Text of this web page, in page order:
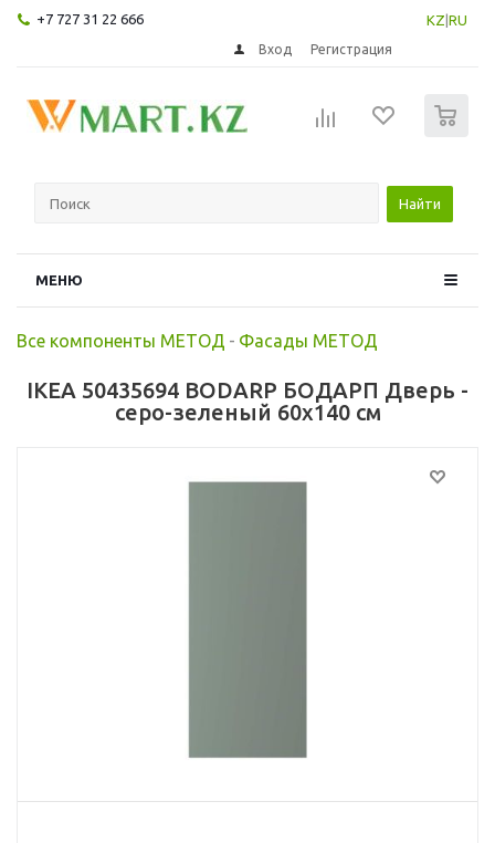
+7 727 31 22 666 KZ RU
Вход Регистрация
Найти
МЕНЮ
Все компоненты МЕТОД - Фасады МЕТОД
IKEA 50435694 BODARP БОДАРП Дверь -
серо-зеленый 60x140 см